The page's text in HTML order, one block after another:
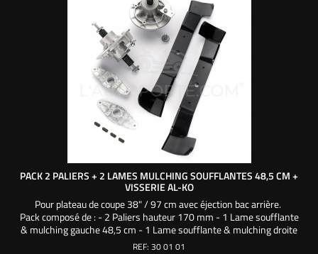
PACK 2 PALIERS + 2 LAMES MULCHING SOUFFLANTES 48,5 CM +
VISSERIE AL-KO
Pour plateau de coupe 38" / 97 cm avec éjection bac arrière.
Pack composé de : - 2 Paliers hauteur 170 mm - 1 Lame soufflante
& mulching gauche 48,5 cm - 1 Lame soufflante & mulching droite
48,5 cm - 2 Supports de lame - 4 Clavettes ovales Une création
REF: 30 01 01